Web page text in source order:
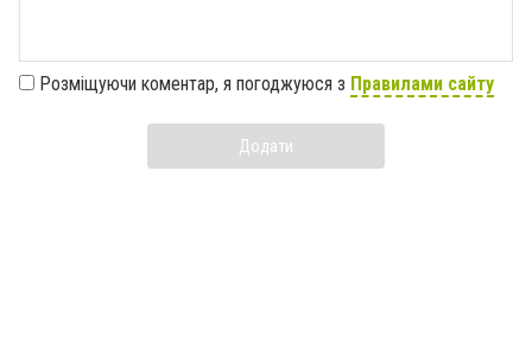
Розміщуючи коментар, я погоджуюся з Правилами сайту
Додати